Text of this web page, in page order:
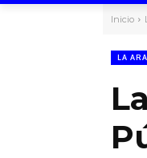
Inicio
LA